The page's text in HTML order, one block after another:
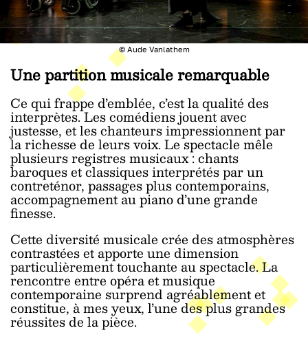
© Aude Vanlathem
Une partition musicale remarquable
Ce qui frappe d’emblée, c’est la qualité des
interprètes. Les comédiens jouent avec
justesse, et les chanteurs impressionnent par
la richesse de leurs voix. Le spectacle mêle
plusieurs registres musicaux : chants
baroques et classiques interprétés par un
contreténor, passages plus contemporains,
accompagnement au piano d’une grande
finesse.
Cette diversité musicale crée des atmosphères
contrastées et apporte une dimension
particulièrement touchante au spectacle. La
rencontre entre opéra et musique
contemporaine surprend agréablement et
constitue, à mes yeux, l’une des plus grandes
réussites de la pièce.